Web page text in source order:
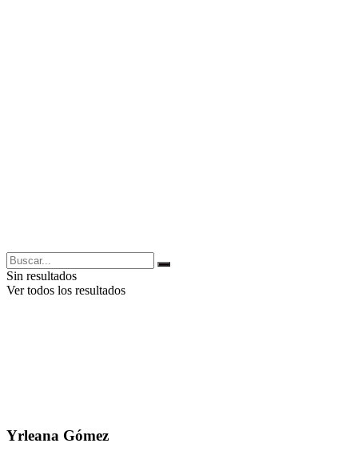
Sin resultados
Ver todos los resultados
Yrleana Gómez